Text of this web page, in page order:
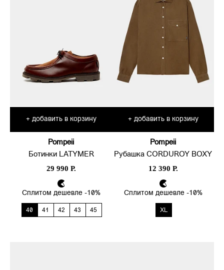
+ добавить в корзину
Pompeii
Ботинки LATYMER
29 990 Р.
Сплитом дешевле -10%
40 41 42 43 45
+ добавить в корзину
Pompeii
Рубашка CORDUROY BOXY
12 390 Р.
Сплитом дешевле -10%
XL